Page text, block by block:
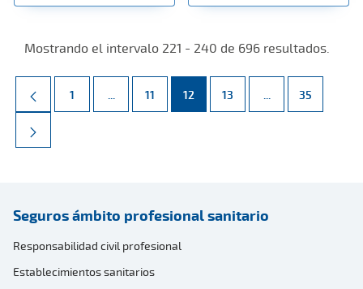
Mostrando el intervalo 221 - 240 de 696 resultados.
Página
1 ... Páginas intermedias Use TAB para desplazarse.
Página
11 Página
12 Página
13 ... Páginas
Página
35
Seguros ámbito profesional sanitario
Responsabilidad civil profesional
Establecimientos sanitarios